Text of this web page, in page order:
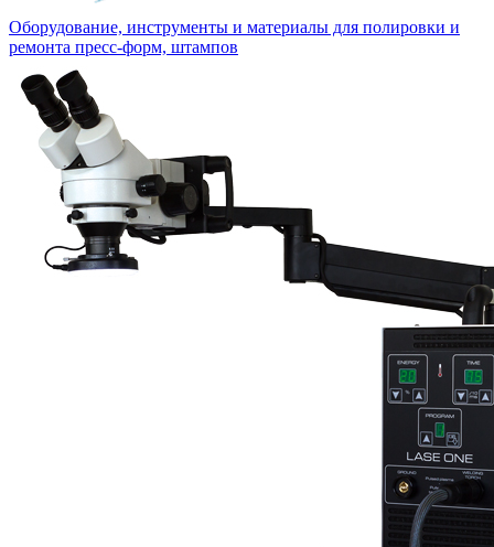
Оборудование, инструменты и материалы для полировки и
ремонта пресс-форм, штампов